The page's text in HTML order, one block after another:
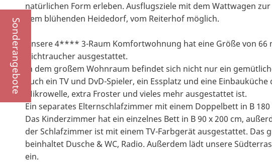
Sonderangebote
natürlichen Form erleben. Ausflugsziele mit dem Wattwagen
dem blühenden Heidedorf, vom Reiterhof möglich.
Unsere 4**** 3-Raum Komfortwohnung hat eine Größe von 66
Nichtraucher ausgestattet.
In dem großem Wohnraum befindet sich nicht nur ein
auch ein TV und DvD-Spieler, ein Essplatz und eine
Mikrowelle, extra Froster und vieles mehr ausgestattet ist.
Ein separates Elternschlafzimmer mit einem Doppelbett in B
Das Kinderzimmer hat ein einzelnes Bett in B 90 x 200 cm,
der Schlafzimmer ist mit einem TV-Farbgerät ausgestattet. Das
beinhaltet Dusche & WC, Radio. Außerdem lädt unsere
ein.